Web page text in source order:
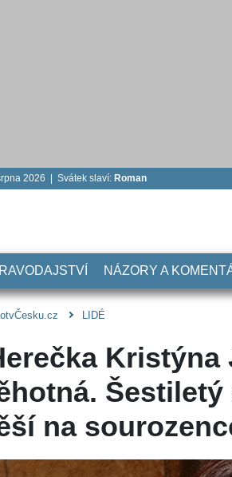
2026 | Svátek slaví: Roman
NÁZORY A
LIDÉ
Kristýna
na